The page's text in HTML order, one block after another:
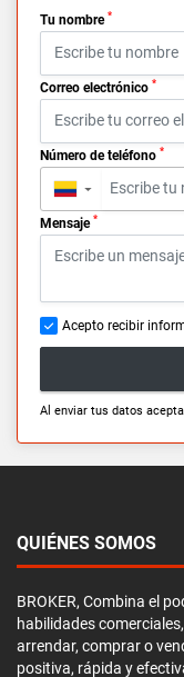
Tu nombre *
Correo electrónico *
Número de teléfono *
▼
Mensaje *
Acepto recibir
Al enviar tus datos
QUIÉNES SOMOS
BROKER, Combina el
habilidades
arrendar, comprar o
positiva, rápida y